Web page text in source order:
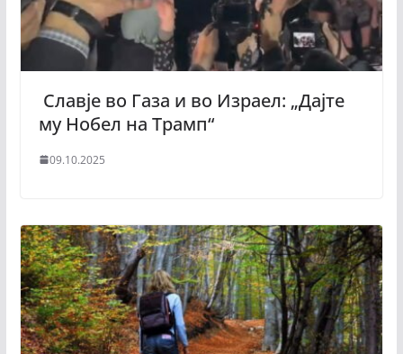
Славје во Газа и во Израел: „Дајте
му Нобел на Трамп“
09.10.2025